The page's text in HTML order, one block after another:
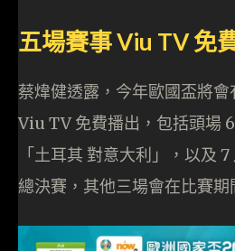
五場賽事 Viu TV 免
蔡煒健透露，今年歐國盃將會
Viu TV 免費播出，包括頭場
「土耳其 對意大利」，以及
總決賽，其他三場會在比賽期